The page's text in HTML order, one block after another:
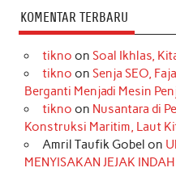
KOMENTAR TERBARU
tikno on Soal Ikhlas,
tikno on Senja SEO,
Berganti Menjadi Mesin
tikno on Nusantara di
Konstruksi Maritim, Laut
Amril Taufik Gobel on
MENYISAKAN JEJAK